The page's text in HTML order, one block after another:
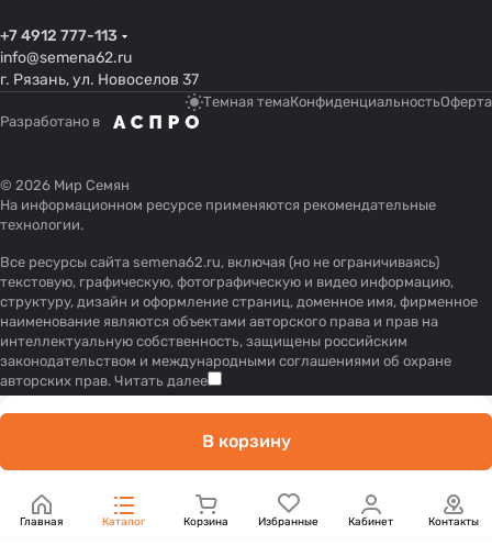
+7 4912 777-113
info@semena62.ru
г. Рязань, ул. Новоселов 37
Темная темаКонфиденциальностьОферта
Разработано в
© 2026 Мир Семян
На информационном ресурсе применяются рекомендательные
технологии.
Все ресурсы сайта semena62.ru, включая (но не ограничиваясь)
текстовую, графическую, фотографическую и видео информацию,
структуру, дизайн и оформление страниц, доменное имя, фирменное
наименование являются объектами авторского права и прав на
интеллектуальную собственность, защищены российским
законодательством и международными соглашениями об охране
авторских прав. Читать далее
В корзину
Главная Каталог Корзина Избранные Кабинет Контакты